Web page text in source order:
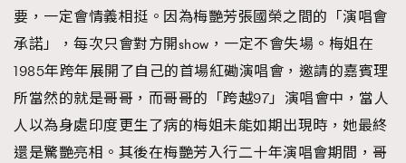
AFrenchMind
DressLikeAParisienne
EmpowerF
FashionWeek FigaroAesthetic
要，一定會情義相挺。因為梅艷芳張國榮之間的「演唱會
承諾」，每次只會對方開show，一定不會失場。梅姐在
1985年跨年展開了自己的首場紅磡演唱會，邀請的嘉賓理
所當然的就是哥哥，而哥哥的「跨越97」演唱會中，當人
人以為身處印度更生了病的梅姐未能如期出現時，她最終
還是驚艷亮相。其後在梅艷芳入行二十年演唱會期間，哥